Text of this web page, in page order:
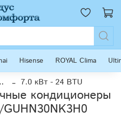
Hisense ROYAL Clima
7.0 кВт - 24 BTU
кондиционеры